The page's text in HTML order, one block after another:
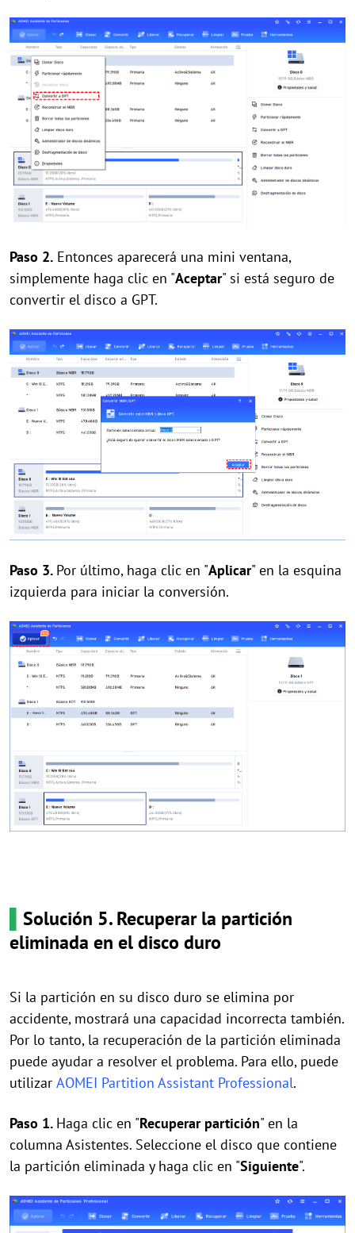
Paso 2. Entonces aparecerá una mini ventana,
simplemente haga clic en "Aceptar" si está seguro de
convertir el disco a GPT.
Paso 3. Por último, haga clic en "Aplicar" en la esquina
izquierda para iniciar la conversión.
Solución 5. Recuperar la partición
eliminada en el disco duro
Si la partición en su disco duro se elimina por
accidente, mostrará una capacidad incorrecta también.
Por lo tanto, la recuperación de la partición eliminada
puede ayudar a resolver el problema. Para ello, puede
utilizar AOMEI Partition Assistant Professional.
Paso 1. Haga clic en "Recuperar partición" en la
columna Asistentes. Seleccione el disco que contiene
la partición eliminada y haga clic en "Siguiente".